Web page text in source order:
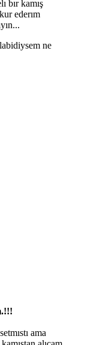
bır kamış
ederım
ne
ama